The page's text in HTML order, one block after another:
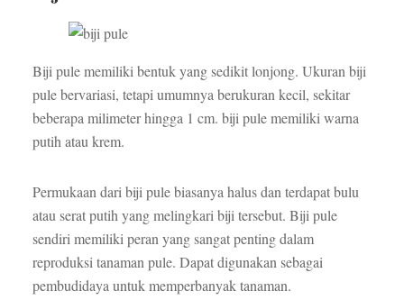
Biji pule memiliki bentuk yang sedikit lonjong. Ukuran biji
pule bervariasi, tetapi umumnya berukuran kecil, sekitar
beberapa milimeter hingga 1 cm. biji pule memiliki warna
putih atau krem.
Permukaan dari biji pule biasanya halus dan terdapat bulu
atau serat putih yang melingkari biji tersebut. Biji pule
sendiri memiliki peran yang sangat penting dalam
reproduksi tanaman pule. Dapat digunakan sebagai
pembudidaya untuk memperbanyak tanaman.